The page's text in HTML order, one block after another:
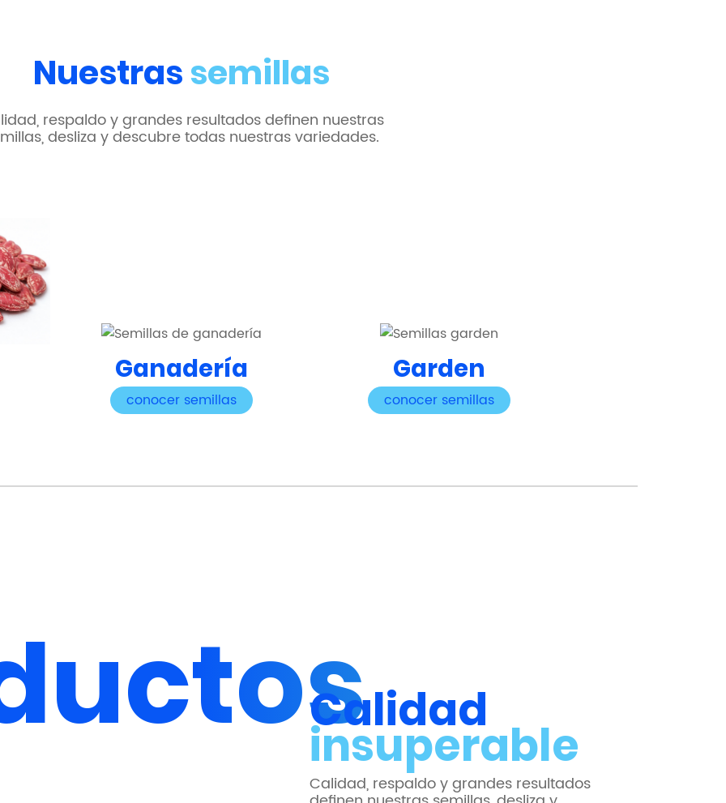
Nuestrassemillas
respaldo y grandes resultados definen nuestras
desliza y descubre todas nuestras variedades.
Ganadería
conocer semillas
Garden
conocer semillas
Calidad
insuperable
Calidad, respaldo y grandes resultados